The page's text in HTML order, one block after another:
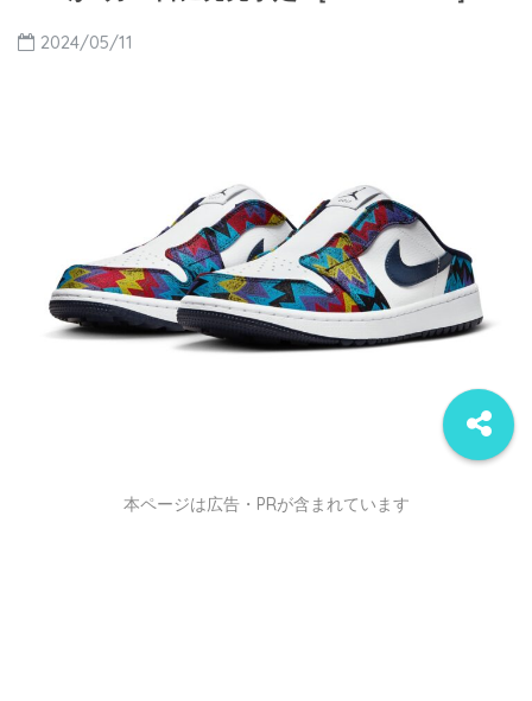
2024/05/11
本ページは広告・PRが含まれています